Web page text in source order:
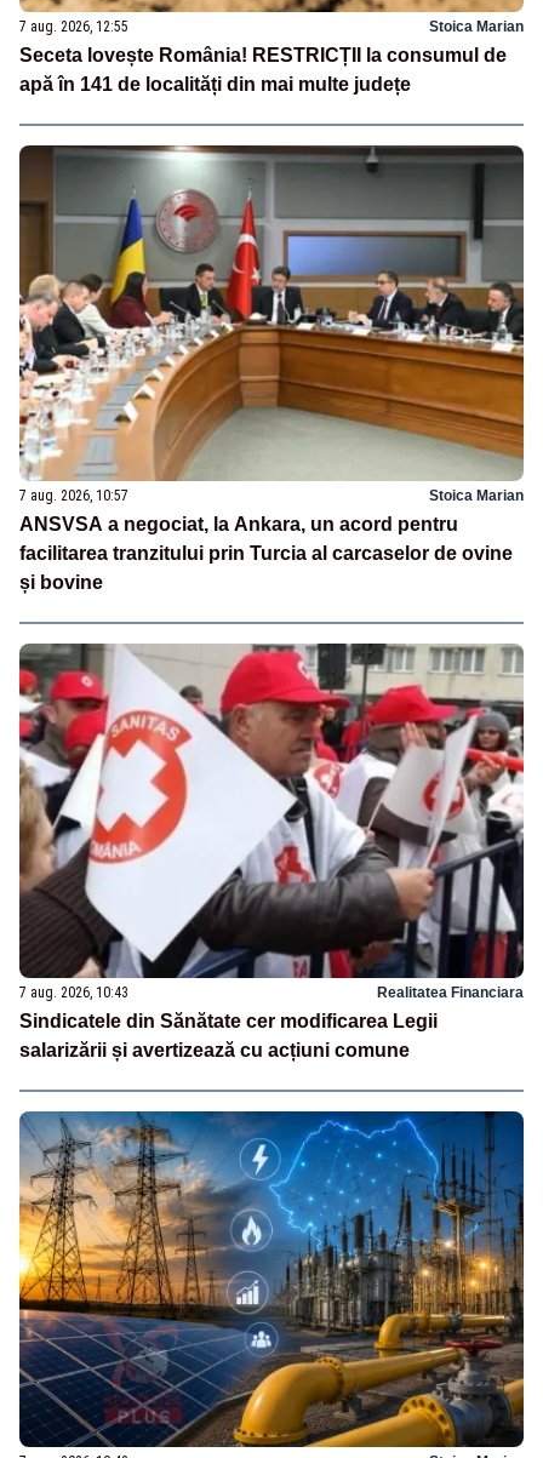
7 aug. 2026, 12:55 Stoica Marian
Seceta lovește România! RESTRICȚII la consumul de
apă în 141 de localități din mai multe județe
7 aug. 2026, 10:57 Stoica Marian
ANSVSA a negociat, la Ankara, un acord pentru
facilitarea tranzitului prin Turcia al carcaselor de ovine
și bovine
7 aug. 2026, 10:43 Realitatea Financiara
Sindicatele din Sănătate cer modificarea Legii
salarizării și avertizează cu acțiuni comune